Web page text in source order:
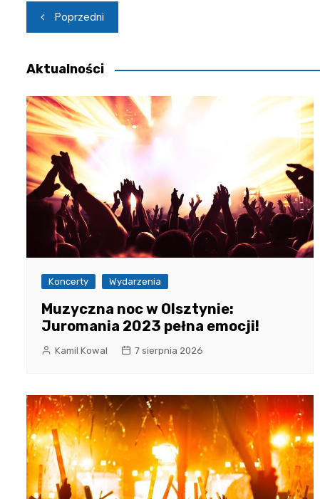
Nawigacja
wpisu
Poprzedni
Aktualności
Koncerty Wydarzenia
Muzyczna noc w Olsztynie:
Juromania 2023 pełna emocji!
Kamil Kowal 7 sierpnia 2026